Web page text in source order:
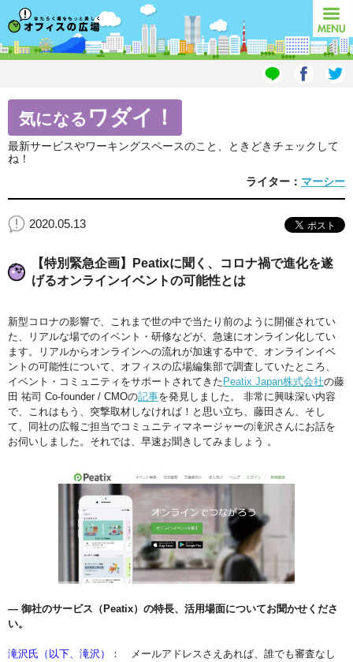
オフィスの広場 MENU
気になる ワダイ！
最新サービスやワーキングスペースのこと、ときどきチェックして
ね！
ライター： マーシー
2020.05.13
【特別緊急企画】Peatixに聞く、コロナ禍で進化を遂
げるオンラインイベントの可能性とは
新型コロナの影響で、これまで世の中で当たり前のように開催されてい
た、リアルな場でのイベント・研修などが、急速にオンライン化してい
ます。リアルからオンラインへの流れが加速する中で、オンラインイベ
ントの可能性について、オフィスの広場編集部で調査していたところ、
イベント・コミュニティをサポートされてきた Peatix Japan株式会社の藤
田 祐司 Co-founder / CMOの記事を発見しました。 非常に興味深い内容
で、これはもう、突撃取材しなければ！と思い立ち、藤田さん、そし
て、同社の広報ご担当でコミュニティマネージャーの滝沢さんにお話を
お伺いしました。それでは、早速お聞きしてみましょう 。
― 御社のサービス（Peatix）の特⾧、活用場面についてお聞かせくださ
い。
滝沢氏（以下、滝沢）
： メールアドレスさえあれば、誰でも審査なし